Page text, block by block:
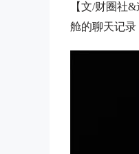
【文/财圈社
舱的聊天记录